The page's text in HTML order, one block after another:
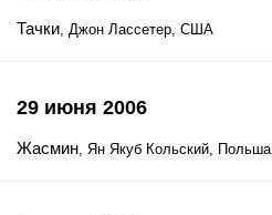
Тачки, Джон Лассетер, США
29 июня 2006
Жасмин, Ян Якуб Кольский, Польша